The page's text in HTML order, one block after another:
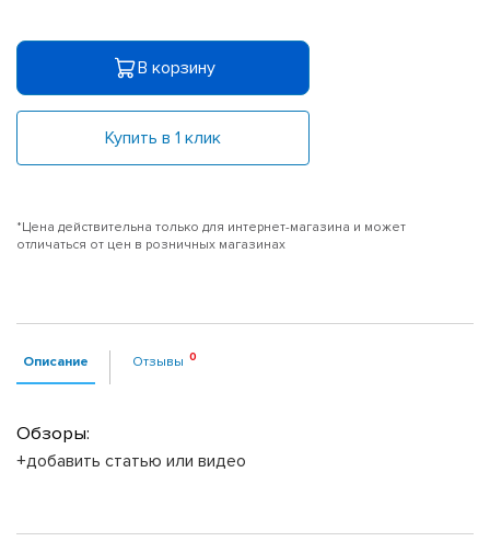
В корзину
Купить в 1 клик
*Цена действительна только для интернет-магазина и может
отличаться от цен в розничных магазинах
Описание Отзывы
Обзоры:
+добавить статью или видео